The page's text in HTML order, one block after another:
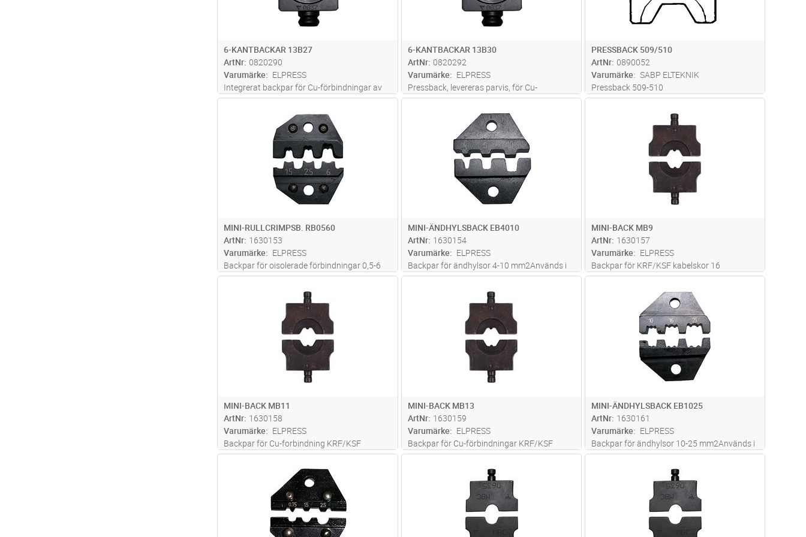
6-KANTBACKAR 13B27
ArtNr 0820290
Varumärke
ELPRESS
Integrerat backpar för Cu-förbindningar av
typ KRF/KSF 185 mm2, sexkantpressning.
Inga backhållare behövs.2 pressningar.
Används i V1300 systemet.
6-KANTBACKAR 13B30
ArtNr 0820292
Varumärke
ELPRESS
Pressback, levereras parvis, för Cu-
förbindningar av typ KRF/KSF 240 mm2,
sexkantpressning. Används utan
backhållare. 2 pressningar
PRESSBACK 509/510
ArtNr 0890052
Varumärke
SABP ELTEKNIK
Pressback 509-510
MINI-RULLCRIMPSB. RB0560
ArtNr 1630153
Varumärke
ELPRESS
Backpar för oisolerade förbindningar 0,5-6
mm2, rullpressningAnvänds i PVL130P +
MINI-ÄNDHYLSBACK EB4010
ArtNr 1630154
Varumärke
ELPRESS
Backpar för ändhylsor 4-10 mm2Används i
PVL130P och PVL130S
MINI-BACK MB9
ArtNr 1630157
Varumärke
ELPRESS
Backpar för KRF/KSF kabelskor 16
mm2Används i PVL350
MINI-BACK MB11
ArtNr 1630158
Varumärke
ELPRESS
Backpar för Cu-forbindning KRF/KSF
kabelskor 25 mm2Används i PVL350
MINI-BACK MB13
ArtNr 1630159
Varumärke
ELPRESS
Backpar för Cu-förbindningar KRF/KSF
kabelskor 35 mm2Används i PVL350
MINI-ÄNDHYLSBACK EB1025
ArtNr 1630161
Varumärke
ELPRESS
Backpar för ändhylsor 10-25 mm2Används i
PVLP + PVL130S
Lägg i kundvagn Lägg i kundvagn Lägg i kundvagn